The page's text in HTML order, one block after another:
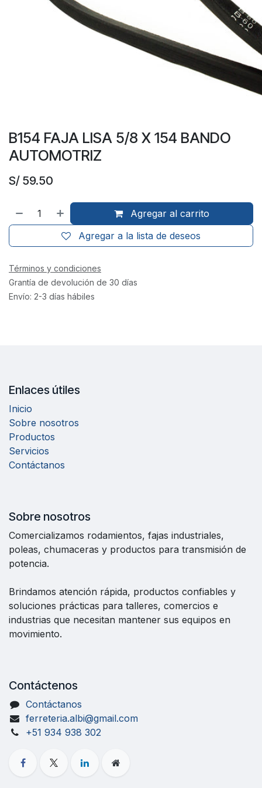
B154 FAJA LISA 5/8 X 154 BANDO
AUTOMOTRIZ
S/ 59.50
Agregar al carrito
Agregar a la lista de deseos
Términos y condiciones
Grantía de devolución de 30 días
Envío: 2-3 días hábiles
Enlaces útiles
Inicio
Sobre nosotros
Productos
Servicios
Contáctanos
Sobre nosotros
Comercializamos rodamientos, fajas industriales,
poleas, chumaceras y productos para transmisión de
potencia.
Brindamos atención rápida, productos confiables y
soluciones prácticas para talleres, comercios e
industrias que necesitan mantener sus equipos en
movimiento.
Contáctenos
Contáctanos
ferreteria.albi@gmail.com
+51 934 938 302